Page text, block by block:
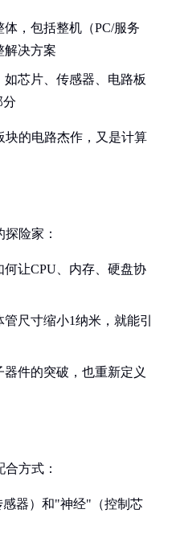
体，包括整机（PC/服务
解决方案
如芯片、传感器、电路板
分
块的电路杰作，又是计算
险家：
让CPU、内存、硬盘协
尺寸缩小1纳米，就能引
器件的突破，也重新定义
方式：
器）和"神经"（控制芯